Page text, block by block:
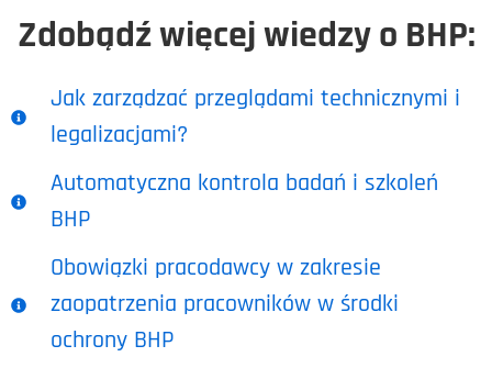
Zdobądź więcej wiedzy o BHP:
Jak zarządzać przeglądami technicznymi i
legalizacjami?
Automatyczna kontrola badań i szkoleń
BHP
Obowiązki pracodawcy w zakresie
zaopatrzenia pracowników w środki
ochrony BHP